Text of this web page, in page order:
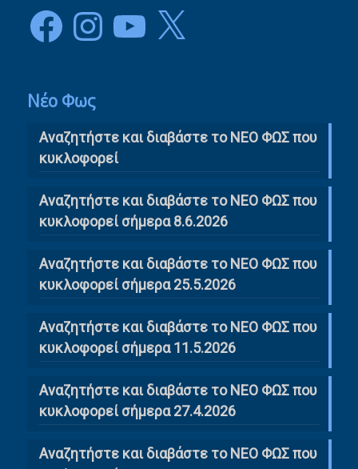
FacebookInstagramYouTube
X
Νέο Φως
Αναζητήστε και διαβάστε το NΕΟ ΦΩΣ που
κυκλοφορεί
Αναζητήστε και διαβάστε το ΝΕΟ ΦΩΣ που
κυκλοφορεί σήμερα 8.6.2026
Αναζητήστε και διαβάστε το ΝΕΟ ΦΩΣ που
κυκλοφορεί σήμερα 25.5.2026
Αναζητήστε και διαβάστε το ΝΕΟ ΦΩΣ που
κυκλοφορεί σήμερα 11.5.2026
Αναζητήστε και διαβάστε το ΝΕΟ ΦΩΣ που
κυκλοφορεί σήμερα 27.4.2026
Αναζητήστε και διαβάστε το ΝΕΟ ΦΩΣ που